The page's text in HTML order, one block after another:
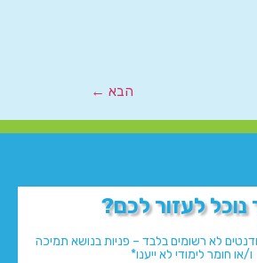
הבא ←
נוכל לעזור לכם?
לא רשומים בלבד – פניות בנושא תמיכה
ו/או חומר לימודי לא ייענו*